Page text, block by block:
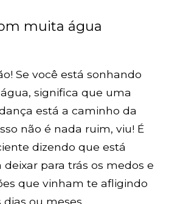
muita água
Se você está sonhando
significa que uma
está a caminho da
não é nada ruim, viu! É
dizendo que está
deixar para trás os medos e
que vinham te afligindo
ou meses.